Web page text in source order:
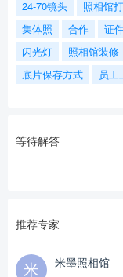
24-70镜头
照相馆
集体照
合作 证
闪光灯
照相馆装修
底片保存方式
员工
等待解答
推荐专家
米墨照相馆